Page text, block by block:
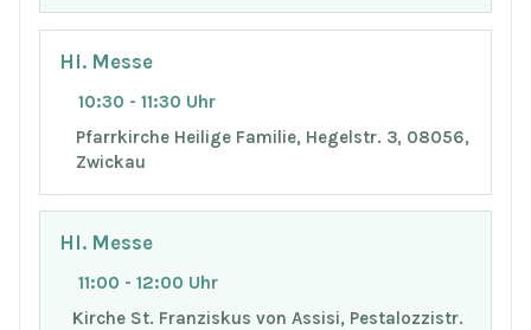
Hl. Messe
10:30 - 11:30 Uhr
Pfarrkirche Heilige Familie, Hegelstr. 3, 08056,
Zwickau
Hl. Messe
11:00 - 12:00 Uhr
Kirche St. Franziskus von Assisi, Pestalozzistr.